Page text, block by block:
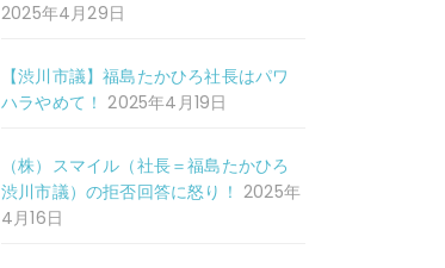
2025年4月29日
【渋川市議】福島たかひろ社長はパワ
ハラやめて！ 2025年4月19日
（株）スマイル（社長＝福島たかひろ
渋川市議）の拒否回答に怒り！ 2025年
4月16日